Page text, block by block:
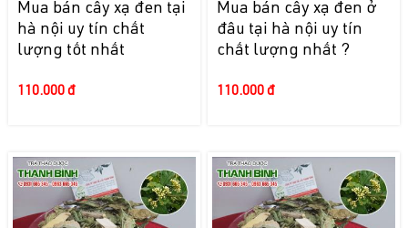
Mua bán cây xạ đen tại
hà nội uy tín chất
lượng tốt nhất
110.000 đ
Mua bán cây xạ đen ở
đâu tại hà nội uy tín
chất lượng nhất ?
110.000 đ